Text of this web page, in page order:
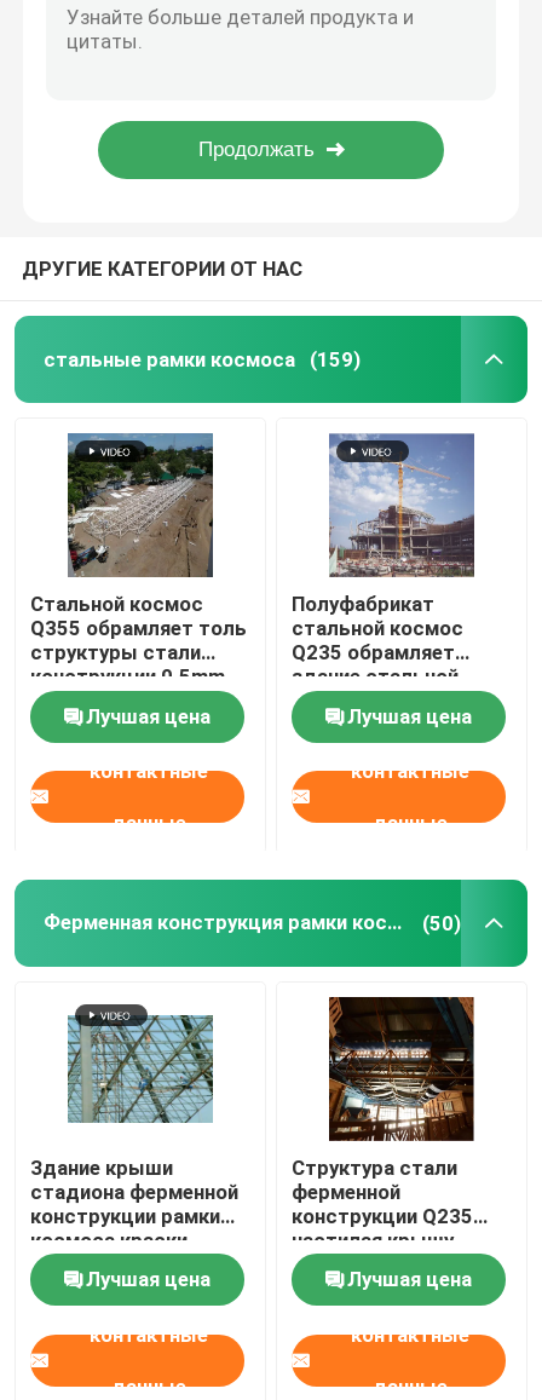
алюминиевая ненесущая стена
Окно в крыше купола крыши
Структура мембраны напряжения
Сень бензоколонки
структура стадиона стальная
Структура крыши склада
ДРУГИЕ КАТЕГОРИИ ОТ НАС
стальные рамки космоса (159)
Стальной космос
Q355 обрамляет толь
структуры стали
конструкции 0.5mm
0.9mm
Лучшая цена
контактные
данные
Полуфабрикат
стальной космос
Q235 обрамляет
здание стальной
структуры крыши
820mmЛучшая цена
контактные
данные
Ферменная конструкция рамки космоса (50)
Здание крыши
стадиона ферменной
конструкции рамки
космоса краски
взрывать песка
подгонялоЛучшая цена
контактные
данные
Структура стали
ферменной
конструкции Q235
настилая крышу
серый EPS для
крытого
тематического парка
воды
Лучшая цена
контактные
данные